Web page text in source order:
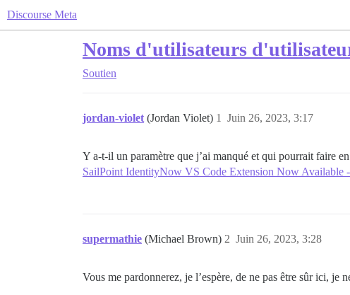
Discourse Meta
Noms d'utilisateurs
Soutien
jordan-violet (Jordan Violet) Juin 26, 2023, 3:17
1
Y a-t-il un paramètre que j’ai manqué et qui pourrait faire
SailPoint IdentityNow VS Code Extension Now Available
supermathie (Michael Brown) Juin 26, 2023, 3:28
2
Vous me pardonnerez, je l’espère, de ne pas être sûr ici, je